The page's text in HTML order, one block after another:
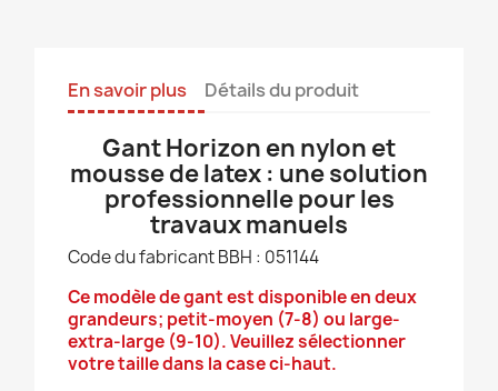
En savoir plus Détails du produit
Gant Horizon en nylon et
mousse de latex : une solution
professionnelle pour les
travaux manuels
Code du fabricant BBH : 051144
Ce modèle de gant est disponible en deux
grandeurs; petit-moyen (7-8) ou large-
extra-large (9-10). Veuillez sélectionner
votre taille dans la case ci-haut.